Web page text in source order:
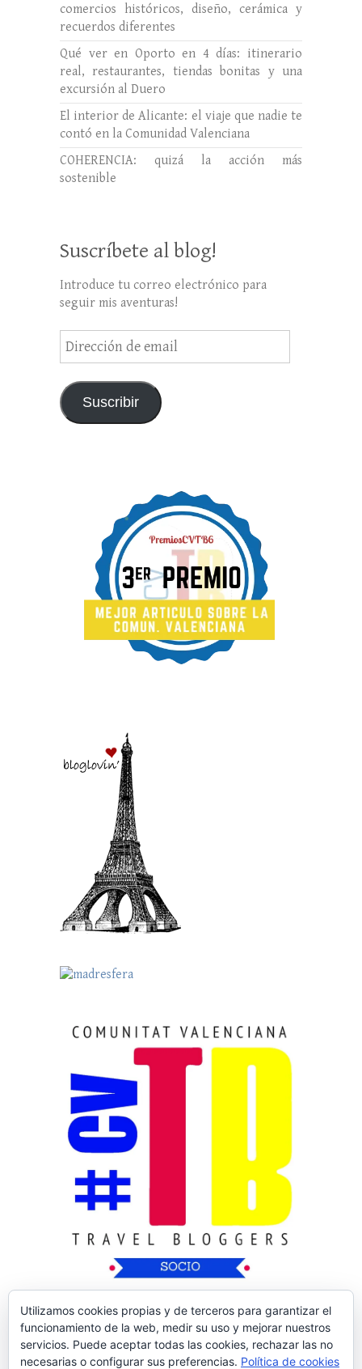
comercios históricos, diseño, cerámica y
recuerdos diferentes
Qué ver en Oporto en 4 días: itinerario
real, restaurantes, tiendas bonitas y una
excursión al Duero
El interior de Alicante: el viaje que nadie te
contó en la Comunidad Valenciana
COHERENCIA: quizá la acción más
sostenible
Suscríbete al blog!
Introduce tu correo electrónico para
seguir mis aventuras!
Dirección
de
Suscribir
Utilizamos cookies propias y de terceros para garantizar el
funcionamiento de la web, medir su uso y mejorar nuestros
servicios. Puede aceptar todas las cookies, rechazar las no
necesarias o configurar sus preferencias. Política de cookies